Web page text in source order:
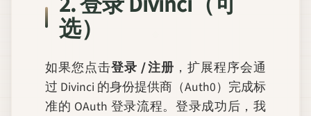
选）
如果您点击登录 / 注册 ，扩展程序会通
过 Divinci 的身份提供商（Auth0）完成标
准的 OAuth 登录流程。登录成功后，我